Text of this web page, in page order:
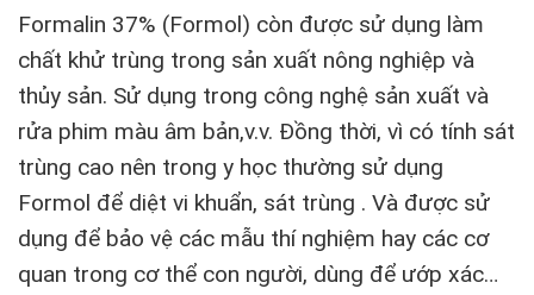
Formalin 37% (Formol) còn được sử dụng làm
chất khử trùng trong sản xuất nông nghiệp và
thủy sản. Sử dụng trong công nghệ sản xuất và
rửa phim màu âm bản,v.v. Đồng thời, vì có tính sát
trùng cao nên trong y học thường sử dụng
Formol để diệt vi khuẩn, sát trùng . Và được sử
dụng để bảo vệ các mẫu thí nghiệm hay các cơ
quan trong cơ thể con người, dùng để ướp xác…